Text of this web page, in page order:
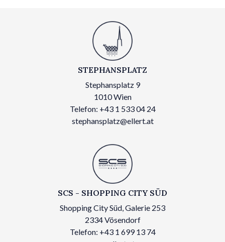
STEPHANSPLATZ
Stephansplatz 9
1010 Wien
Telefon: +43 1 533 04 24
stephansplatz@ellert.at
SCS - SHOPPING CITY SÜD
Shopping City Süd, Galerie 253
2334 Vösendorf
Telefon: +43 1 699 13 74